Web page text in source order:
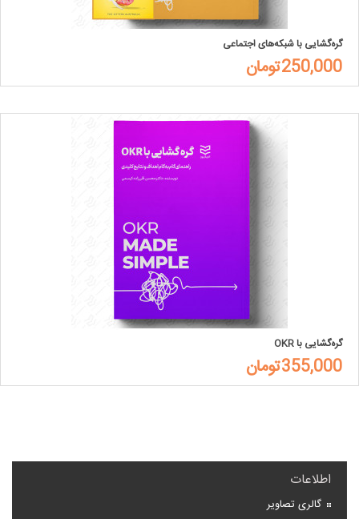
گره‌گشایی با شبکه‌های اجتماعی
250,000تومان
گره‌گشایی با OKR
355,000تومان
اطلاعات
گالری تصاویر